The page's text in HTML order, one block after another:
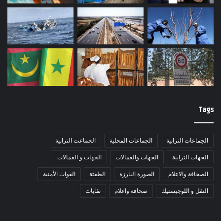
Tags
الجماعات الترابية الجماعات المحلية الجماعت الترابية
الجهات الترابية الجهات والعمالات الجهات و العمالات
الصحافة والاعلام الصورة البارزة الطقثة القوات الأمنية
النقل و اللوجيستيك صحافة واعلام نقابات